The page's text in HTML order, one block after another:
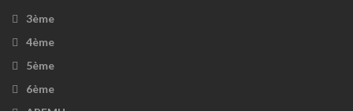
3ème
4ème
5ème
6ème